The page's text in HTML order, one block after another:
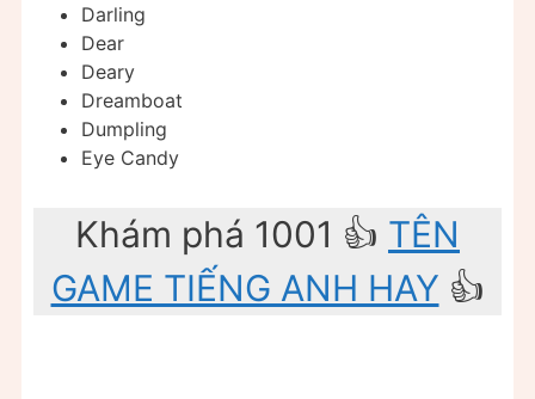
Darling
Dear
Deary
Dreamboat
Dumpling
Eye Candy
Khám phá 1001 ️👍 TÊN
GAME TIẾNG ANH HAY ️👍